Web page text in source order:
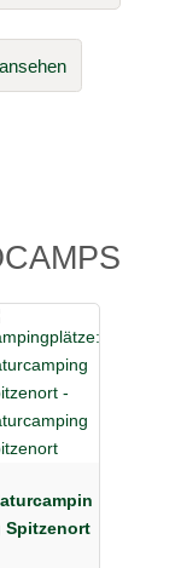
Spitzenort